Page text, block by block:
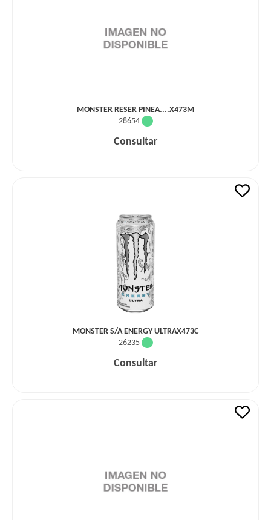
MONSTER RESER PINEA....X473M
28654
Consultar
MONSTER S/A ENERGY ULTRAX473C
26235
Consultar